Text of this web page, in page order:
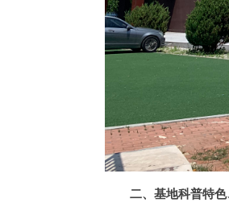
二、基地科普特